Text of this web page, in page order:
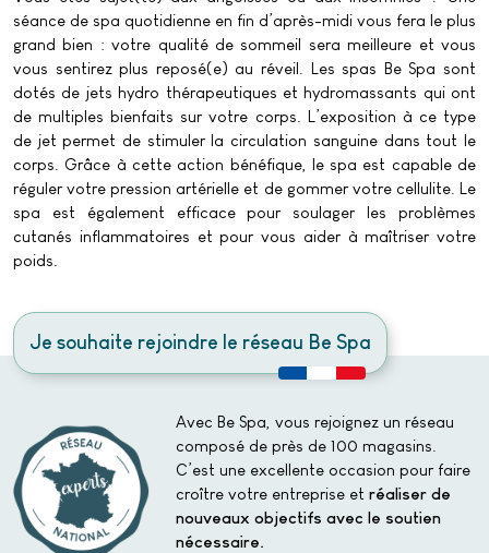
séance de spa quotidienne en fin d’après-midi vous fera le plus
grand bien : votre qualité de sommeil sera meilleure et vous
vous sentirez plus reposé(e) au réveil. Les spas Be Spa sont
dotés de jets hydro thérapeutiques et hydromassants qui ont
de multiples bienfaits sur votre corps. L’exposition à ce type
de jet permet de stimuler la circulation sanguine dans tout le
corps. Grâce à cette action bénéfique, le spa est capable de
réguler votre pression artérielle et de gommer votre cellulite. Le
spa est également efficace pour soulager les problèmes
cutanés inflammatoires et pour vous aider à maîtriser votre
poids.
Je souhaite rejoindre le réseau Be Spa
Avec Be Spa, vous rejoignez un réseau
composé de près de 100 magasins.
C’est une excellente occasion pour faire
croître votre entreprise etréaliser de
nouveaux objectifs avec le soutien
nécessaire.